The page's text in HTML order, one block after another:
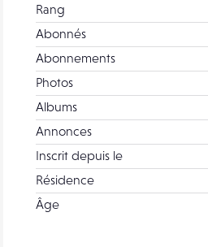
Rang
Abonnés
Abonnements
Photos
Albums
Annonces
Inscrit depuis le
Résidence
Âge